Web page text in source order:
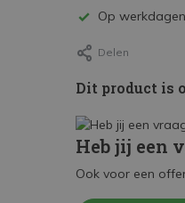
Op
Delen
Dit product is
Heb jij een
Ook voor een